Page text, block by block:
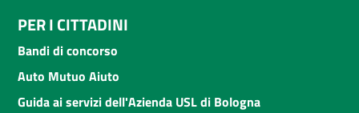
PER I CITTADINI
Bandi di concorso
Auto Mutuo Aiuto
Guida ai servizi dell'Azienda USL di Bologna